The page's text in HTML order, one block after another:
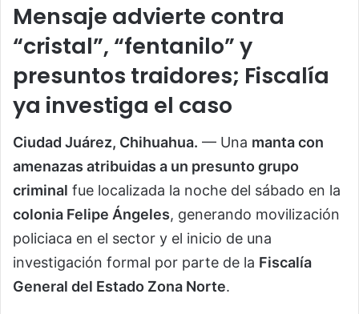
Mensaje advierte contra
“cristal”, “fentanilo” y
presuntos traidores; Fiscalía
ya investiga el caso
Ciudad Juárez, Chihuahua. — Una manta con
amenazas atribuidas a un presunto grupo
criminal fue localizada la noche del sábado en la
colonia Felipe Ángeles, generando movilización
policiaca en el sector y el inicio de una
investigación formal por parte de la Fiscalía
General del Estado Zona Norte.